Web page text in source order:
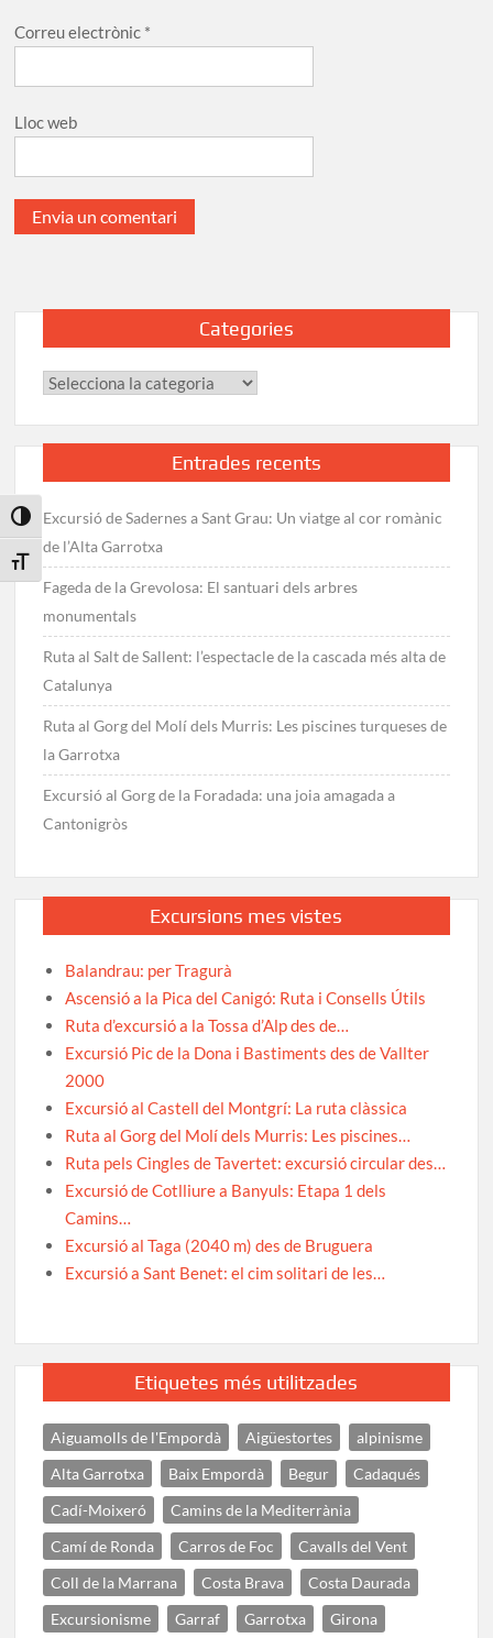
Toggle High Contrast
Toggle Font size
Correu electrònic *
Lloc web
Categories
Categories
Entrades recents
Excursió de Sadernes a Sant Grau: Un viatge al cor romànic
de l’Alta Garrotxa
Fageda de la Grevolosa: El santuari dels arbres
monumentals
Ruta al Salt de Sallent: l’espectacle de la cascada més alta de
Catalunya
Ruta al Gorg del Molí dels Murris: Les piscines turqueses de
la Garrotxa
Excursió al Gorg de la Foradada: una joia amagada a
Cantonigròs
Excursions mes vistes
Balandrau: per Tragurà
Ascensió a la Pica del Canigó: Ruta i Consells Útils
Ruta d’excursió a la Tossa d’Alp des de…
Excursió Pic de la Dona i Bastiments des de Vallter
2000
Excursió al Castell del Montgrí: La ruta clàssica
Ruta al Gorg del Molí dels Murris: Les piscines…
Ruta pels Cingles de Tavertet: excursió circular des…
Excursió de Cotlliure a Banyuls: Etapa 1 dels
Camins…
Excursió al Taga (2040 m) des de Bruguera
Excursió a Sant Benet: el cim solitari de les…
Etiquetes més utilitzades
Aiguamolls de l'Empordà Aigüestortes
alpinisme
Alta Garrotxa
Baix Empordà Begur
Cadaqués
Cadí-Moixeró
Camins de la Mediterrània
Camí de Ronda
Carros de Foc
Cavalls del Vent
Coll de la Marrana
Costa Brava
Costa Daurada
Excursionisme
Garraf Garrotxa
Girona